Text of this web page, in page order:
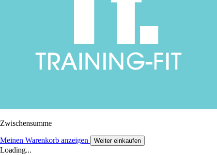
Zwischensumme
Meinen Warenkorb anzeigen Weiter einkaufen
Loading...